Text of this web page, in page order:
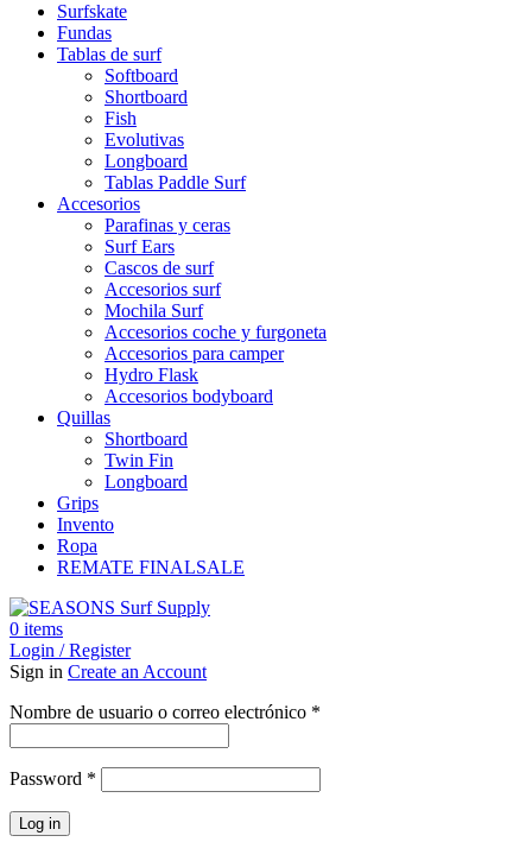
Surfskate
Fundas
Tablas de surf
Softboard
Shortboard
Fish
Evolutivas
Longboard
Tablas Paddle Surf
Accesorios
Parafinas y ceras
Surf Ears
Cascos de surf
Accesorios surf
Mochila Surf
Accesorios coche y furgoneta
Accesorios para camper
Hydro Flask
Accesorios bodyboard
Quillas
Shortboard
Twin Fin
Longboard
Grips
Invento
Ropa
REMATE FINALSALE
0 items
Login / Register
Sign in Create an Account
Nombre de usuario o correo electrónico *
Password *
Log in